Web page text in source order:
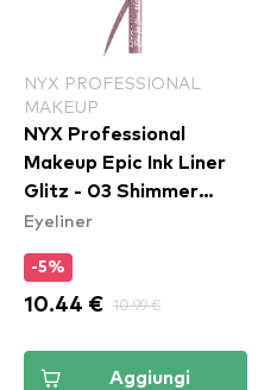
NYX PROFESSIONAL
MAKEUP
NYX Professional
Makeup Epic Ink Liner
Glitz - 03 Shimmer
Stitch
Eyeliner
-5%
10.44 € 10.99 €
Aggiungi